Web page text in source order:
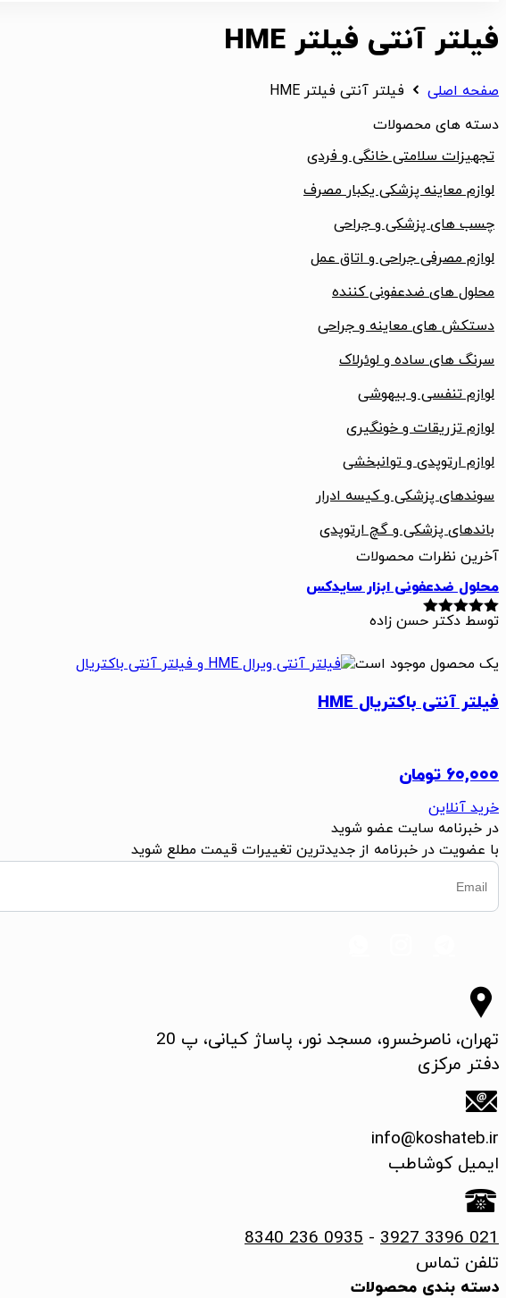
فیلتر آنتی فیلتر HME
صفحه اصلی
فیلتر آنتی فیلتر HME
دسته های محصولات
تجهیزات سلامتی خانگی و فردی
لوازم معاینه پزشکی یکبار مصرف
چسب های پزشکی و جراحی
لوازم مصرفی جراحی و اتاق عمل
محلول های ضدعفونی کننده
دستکش های معاینه و جراحی
سرنگ های ساده و لوئرلاک
لوازم تنفسی و بیهوشی
لوازم تزریقات و خونگیری
لوازم ارتوپدی و توانبخشی
سوندهای پزشکی و کیسه ادرار
باندهای پزشکی و گچ ارتوپدی
آخرین نظرات محصولات
محلول ضدعفونی ابزار سایدکس
نمره 5از 5
توسط دکتر حسن زاده
یک محصول موجود است
فیلتر آنتی باکتریال HME
۶۰,۰۰۰ تومان
خرید آنلاین
در خبرنامه سایت عضو شوید
با عضویت در خبرنامه از جدیدترین تغییرات قیمت مطلع شوید
تهران، ناصرخسرو، مسجد نور، پاساژ کیانی، پ 20
دفتر مرکزی
info@koshateb.ir
ایمیل کوشاطب
021 3396 3927
-
0935 236 8340
تلفن تماس
دسته بندی محصولات